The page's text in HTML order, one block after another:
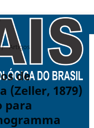
/ Artigos
de
(Zeller, 1879)
para